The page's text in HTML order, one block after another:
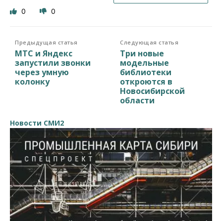
0 0
Предыдущая статья
МТС и Яндекс
запустили звонки
через умную
колонку
Следующая статья
Три новые
модельные
библиотеки
откроются в
Новосибирской
области
Новости СМИ2